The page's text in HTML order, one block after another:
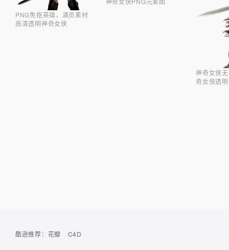
PNG免抠英雄，演员素材
高清透明神奇女侠
神奇女侠
奇女侠透
酷逊推荐： 花瓣 C4D